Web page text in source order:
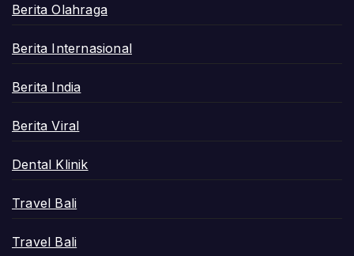
Berita Olahraga
Berita Internasional
Berita India
Berita Viral
Dental Klinik
Travel Bali
Travel Bali